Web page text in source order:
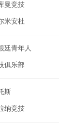
曼竞技
米安杜
廷青年人
俱乐部
斯
纳竞技